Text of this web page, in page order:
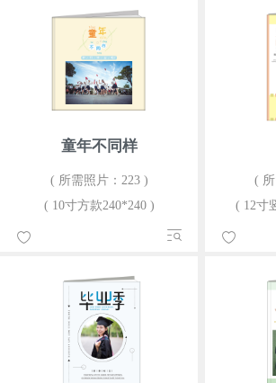
童年不同样
( 所需照片：223 )
( 10寸方款240*240 )
(
( 12寸